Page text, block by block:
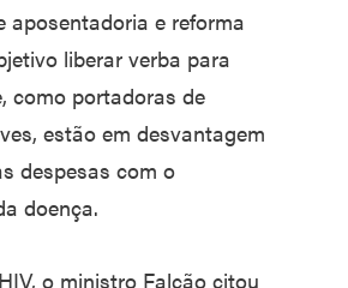
aposentadoria e reforma
liberar verba para
como portadoras de
estão em desvantagem
despesas com o
doença.
o ministro Falcão citou